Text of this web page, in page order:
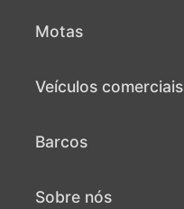
Motas
Veículos comerciais
Barcos
Sobre nós